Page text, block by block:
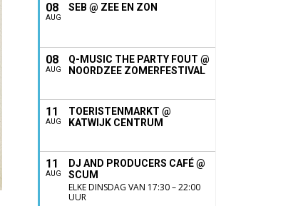
08
AUG
SEB @ ZEE EN ZON
08
AUG
Q-MUSIC THE PARTY FOUT @
NOORDZEE ZOMERFESTIVAL
11
AUG
TOERISTENMARKT @
KATWIJK CENTRUM
11
AUG
DJ AND PRODUCERS CAFÉ @
SCUM
ELKE DINSDAG VAN 17:30 – 22:00
UUR